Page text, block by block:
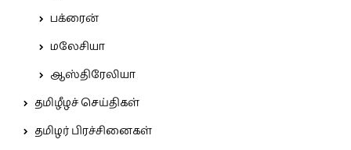
பக்ரைன்
மலேசியா
ஆஸ்திரேலியா
தமிழீழச் செய்திகள்
தமிழர் பிரச்சினைகள்